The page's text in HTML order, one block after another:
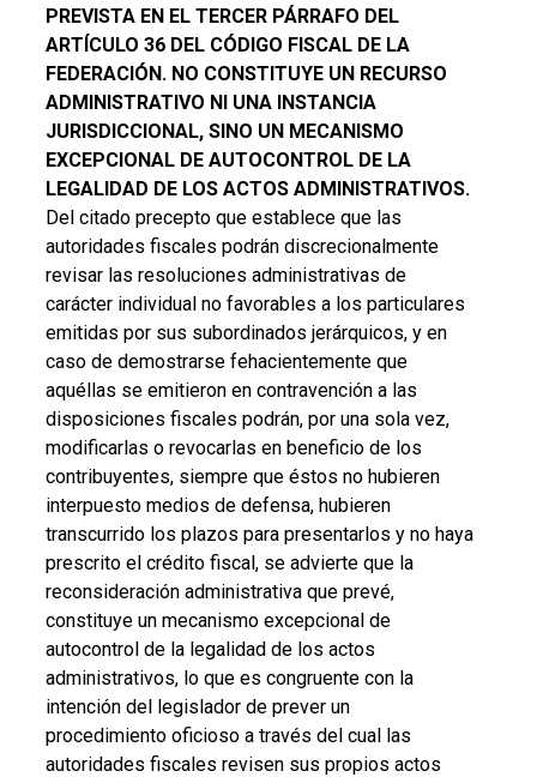
PREVISTA EN EL TERCER PÁRRAFO DEL
ARTÍCULO 36 DEL CÓDIGO FISCAL DE LA
FEDERACIÓN. NO CONSTITUYE UN RECURSO
ADMINISTRATIVO NI UNA INSTANCIA
JURISDICCIONAL, SINO UN MECANISMO
EXCEPCIONAL DE AUTOCONTROL DE LA
LEGALIDAD DE LOS ACTOS ADMINISTRATIVOS.
Del citado precepto que establece que las
autoridades fiscales podrán discrecionalmente
revisar las resoluciones administrativas de
carácter individual no favorables a los particulares
emitidas por sus subordinados jerárquicos, y en
caso de demostrarse fehacientemente que
aquéllas se emitieron en contravención a las
disposiciones fiscales podrán, por una sola vez,
modificarlas o revocarlas en beneficio de los
contribuyentes, siempre que éstos no hubieren
interpuesto medios de defensa, hubieren
transcurrido los plazos para presentarlos y no haya
prescrito el crédito fiscal, se advierte que la
reconsideración administrativa que prevé,
constituye un mecanismo excepcional de
autocontrol de la legalidad de los actos
administrativos, lo que es congruente con la
intención del legislador de prever un
procedimiento oficioso a través del cual las
autoridades fiscales revisen sus propios actos